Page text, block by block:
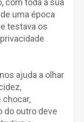
com toda a sua
uma época
testava os
ajuda a olhar
chocar,
do outro deve